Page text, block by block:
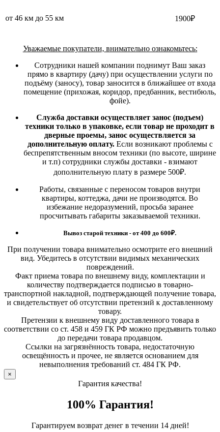
от 46 км до 55 км 1900₽
Уважаемые покупатели, внимательно ознакомьтесь:
Сотрудники нашей компании поднимут Ваш заказ
прямо в квартиру (дачу) при осуществлении услуги по
подъёму (заносу), товар заносится в ближайшее от входа
помещение (прихожая, коридор, предбанник, вестибюль,
фойе).
Служба доставки осуществляет занос (подъем)
техники только в упаковке, если товар не проходит в
дверные проемы, занос осуществляется за
дополнительную оплату. Если возникают проблемы с
беспрепятственным вносом техники (по высоте, ширине
и т.п) сотрудники службы доставки - взимают
дополнительную плату в размере 500₽.
Работы, связанные с переносом товаров внутри
квартиры, коттеджа, дачи не производятся. Во
избежание недоразумений, просьба заранее
просчитывать габариты заказываемой техники.
Вывоз старой техники - от 400 до 600₽.
При получении товара внимательно осмотрите его внешний
вид. Убедитесь в отсутствии видимых механических
повреждений.
Факт приема товара по внешнему виду, комплектации и
количеству подтверждается подписью в товарно-
транспортной накладной, подтверждающей получение товара,
и свидетельствует об отсутствии претензий к доставленному
товару.
Претензии к внешнему виду доставленного товара в
соответствии со ст. 458 и 459 ГК РФ можно предъявить только
до передачи товара продавцом.
Ссылки на загрязнённость товара, недостаточную
освещённость и прочее, не является основанием для
невыполнения требований ст. 484 ГК РФ.
×
Гарантия качества!
100% Гарантия!
Гарантируем возврат денег в течении 14 дней!